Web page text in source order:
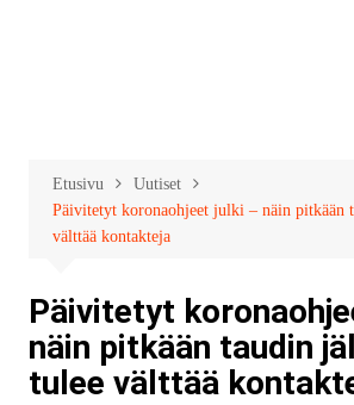
Etusivu
Uutiset
Päivitetyt koronaohjeet julki – näin pitkään
välttää kontakteja
Päivitetyt
näin pitkään taudin
tulee välttää